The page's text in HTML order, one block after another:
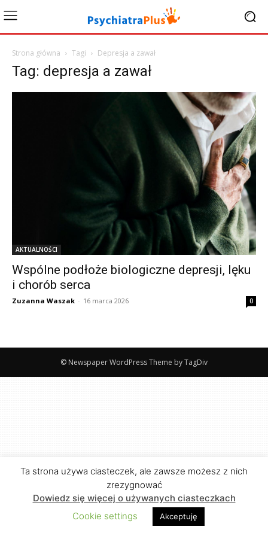
Strona główna Tagi Depresja a zawał
Tag: depresja a zawał
AKTUALNOŚCI
Wspólne podłoże biologiczne depresji, lęku
i chorób serca
Zuzanna Waszak - 16 marca 2026 0
© Newspaper WordPress Theme by TagDiv
Ta strona używa ciasteczek, ale zawsze możesz z nich
zrezygnować
Dowiedz się więcej o używanych ciasteczkach
Cookie settings
Akceptuję